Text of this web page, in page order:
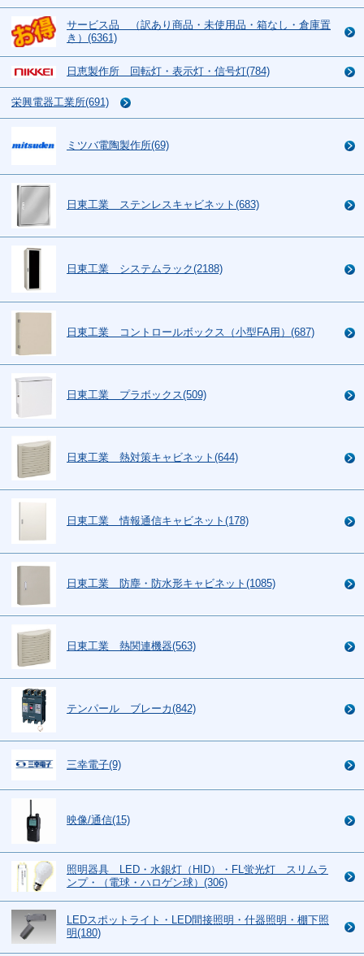
サービス品 （訳あり商品・未使用品・箱なし・倉庫置
き）(6361)
日恵製作所 回転灯・表示灯・信号灯(784)
栄興電器工業所(691)
ミツバ電陶製作所(69)
日東工業 ステンレスキャビネット(683)
日東工業 システムラック(2188)
日東工業 コントロールボックス（小型FA用）(687)
日東工業 プラボックス(509)
日東工業 熱対策キャビネット(644)
日東工業 情報通信キャビネット(178)
日東工業 防塵・防水形キャビネット(1085)
日東工業 熱関連機器(563)
テンパール ブレーカ(842)
三幸電子(9)
映像/通信(15)
照明器具 LED・水銀灯（HID）・FL蛍光灯 スリムラ
ンプ・（電球・ハロゲン球）(306)
LEDスポットライト・LED間接照明・什器照明・棚下照
明(180)